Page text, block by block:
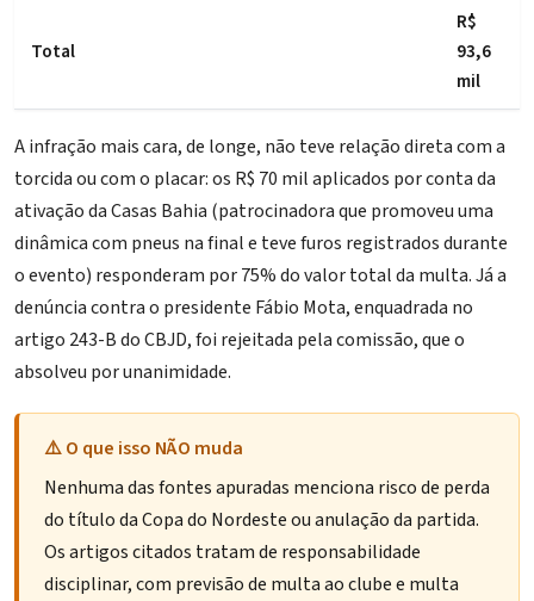
Total
R$
93,6
mil
A infração mais cara, de longe, não teve relação direta com a
torcida ou com o placar: os R$ 70 mil aplicados por conta da
ativação da Casas Bahia (patrocinadora que promoveu uma
dinâmica com pneus na final e teve furos registrados durante
o evento) responderam por 75% do valor total da multa. Já a
denúncia contra o presidente Fábio Mota, enquadrada no
artigo 243-B do CBJD, foi rejeitada pela comissão, que o
absolveu por unanimidade.
⚠️ O que isso NÃO muda
Nenhuma das fontes apuradas menciona risco de perda
do título da Copa do Nordeste ou anulação da partida.
Os artigos citados tratam de responsabilidade
disciplinar, com previsão de multa ao clube e multa